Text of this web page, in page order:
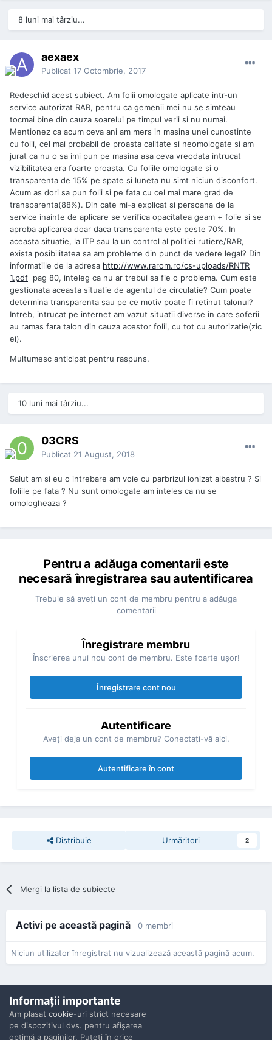
8 luni mai târziu...
aexaex
Publicat 17 Octombrie, 2017
Redeschid acest subiect. Am folii omologate aplicate intr-un
service autorizat RAR, pentru ca gemenii mei nu se simteau
tocmai bine din cauza soarelui pe timpul verii si nu numai.
Mentionez ca acum ceva ani am mers in masina unei cunostinte
cu folii, cel mai probabil de proasta calitate si neomologate si am
jurat ca nu o sa imi pun pe masina asa ceva vreodata intrucat
vizibilitatea era foarte proasta. Cu foliile omologate si o
transparenta de 15% pe spate si luneta nu simt niciun disconfort.
Acum as dori sa pun folii si pe fata cu cel mai mare grad de
transparenta(88%). Din cate mi-a explicat si persoana de la
service inainte de aplicare se verifica opacitatea geam + folie si se
aproba aplicarea doar daca transparenta este peste 70%. In
aceasta situatie, la ITP sau la un control al politiei rutiere/RAR,
exista posibilitatea sa am probleme din punct de vedere legal? Din
informatiile de la adresa http://www.rarom.ro/cs-uploads/RNTR
1.pdf pag 80, inteleg ca nu ar trebui sa fie o problema. Cum este
gestionata aceasta situatie de agentul de circulatie? Cum poate
determina transparenta sau pe ce motiv poate fi retinut talonul?
Intreb, intrucat pe internet am vazut situatii diverse in care soferii
au ramas fara talon din cauza acestor folii, cu tot cu autorizatie(zic
ei).
Multumesc anticipat pentru raspuns.
10 luni mai târziu...
03CRS
Publicat 21 August, 2018
Salut am si eu o intrebare am voie cu parbrizul ionizat albastru ? Si
foliile pe fata ? Nu sunt omologate am inteles ca nu se
omologheaza ?
Pentru a adăuga comentarii este
necesară înregistrarea sau autentificarea
Trebuie să aveţi un cont de membru pentru a adăuga
comentarii
Înregistrare membru
Înscrierea unui nou cont de membru. Este foarte uşor!
Înregistrare cont nou
Autentificare
Aveţi deja un cont de membru? Conectaţi-vă aici.
Autentificare în cont
Distribuie Urmăritori 2
Mergi la lista de subiecte
Activi pe această pagină 0 membri
Niciun utilizator înregistrat nu vizualizează această pagină acum.
Confidenţialitate Contactaţi-ne
Informaţii importante
Am plasat cookie-uri strict necesare
pe dispozitivul dvs. pentru afişarea
optimă a paginilor. Puteţi în orice